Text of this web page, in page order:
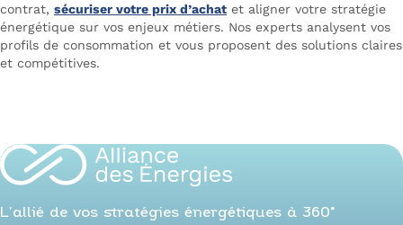
contrat, sécuriser votre prix d’achat et aligner votre stratégie
énergétique sur vos enjeux métiers. Nos experts analysent vos
profils de consommation et vous proposent des solutions claires
et compétitives.
L’allié de vos stratégies énergétiques à 360°